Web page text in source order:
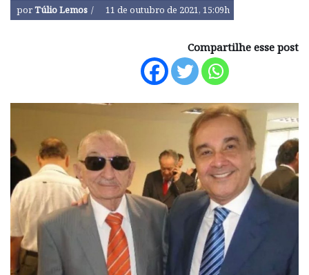
porTúlio Lemos 11 de outubro de 2021, 15:09h
Compartilhe esse post